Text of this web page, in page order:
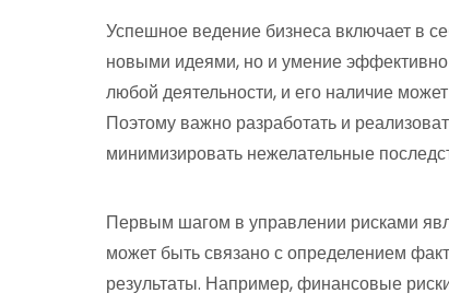
Успешное ведение бизнеса включает в
новыми идеями, но и умение
любой деятельности, и его наличие
Поэтому важно разработать и
минимизировать нежелательные
Первым шагом в управлении рисками
может быть связано с определением
результаты. Например, финансовые